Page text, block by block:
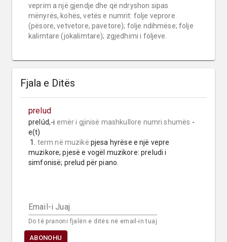
veprim a një gjendje dhe që ndryshon sipas
mënyrës, kohës, vetës e numrit: folje veprore
(pësore, vetvetore, pavetore); folje ndihmëse; folje
kalimtare (jokalimtare); zgjedhimi i foljeve.
Fjala e Ditës
prelud
prelúd,-i emër i gjinisë mashkullore numri shumës -
e(t)
1. term në muzikë pjesa hyrëse e një vepre
muzikore; pjesë e vogël muzikore: preludi i
simfonisë; prelud për piano.
Email-i Juaj
Do të pranoni fjalën e ditës në email-in tuaj
ABONOHU